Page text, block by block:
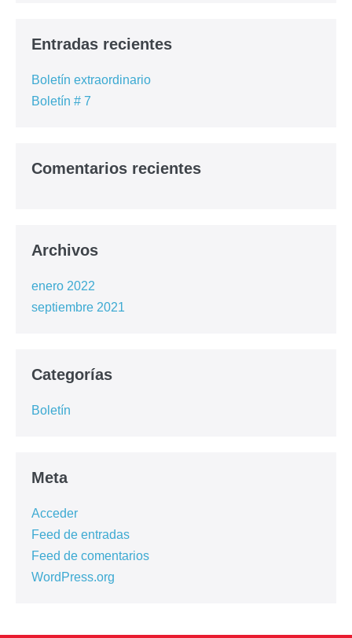
Entradas recientes
Boletín extraordinario
Boletín # 7
Comentarios recientes
Archivos
enero 2022
septiembre 2021
Categorías
Boletín
Meta
Acceder
Feed de entradas
Feed de comentarios
WordPress.org